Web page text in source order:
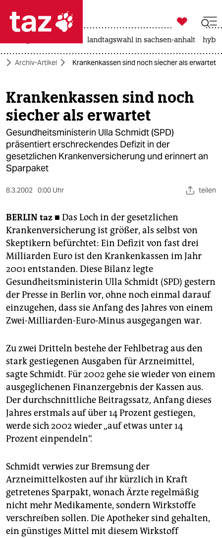
 taz zahl ich
taz zahl ich
themen
politik
öko
gesellschaft
berlin
nord
wahrheit
verlag
verlag
shop
fragen & hilfe
unterstützen
abo
genossenschaft

taz zahl ich
landtagswahl in sachsen-anhalt
Archiv-Artikel Krankenkassen sind noch siecher als erwartet
Krankenkassen sind noch
siecher als erwartet
Gesundheitsministerin Ulla Schmidt (SPD)
präsentiert erschreckendes Defizit in der
gesetzlichen Krankenversicherung und erinnert an
Sparpaket
8.3.2002 0:00 Uhr teilen
BERLIN taz ■ Das Loch in der gesetzlichen
Krankenversicherung ist größer, als selbst von
Skeptikern befürchtet: Ein Defizit von fast drei
Milliarden Euro ist den Krankenkassen im Jahr
2001 entstanden. Diese Bilanz legte
Gesundheitsministerin Ulla Schmidt (SPD) gestern
der Presse in Berlin vor, ohne noch einmal darauf
einzugehen, dass sie Anfang des Jahres von einem
Zwei-Milliarden-Euro-Minus ausgegangen war.
Zu zwei Dritteln bestehe der Fehlbetrag aus den
stark gestiegenen Ausgaben für Arzneimittel,
sagte Schmidt. Für 2002 gehe sie wieder von einem
ausgeglichenen Finanzergebnis der Kassen aus.
Der durchschnittliche Beitragssatz, Anfang dieses
Jahres erstmals auf über 14 Prozent gestiegen,
werde sich 2002 wieder „auf etwas unter 14
Prozent einpendeln“.
Schmidt verwies zur Bremsung der
Arzneimittelkosten auf ihr kürzlich in Kraft
getretenes Sparpakt, wonach Ärzte regelmäßig
nicht mehr Medikamente, sondern Wirkstoffe
verschreiben sollen. Die Apotheker sind gehalten,
ein günstiges Mittel mit diesem Wirkstoff